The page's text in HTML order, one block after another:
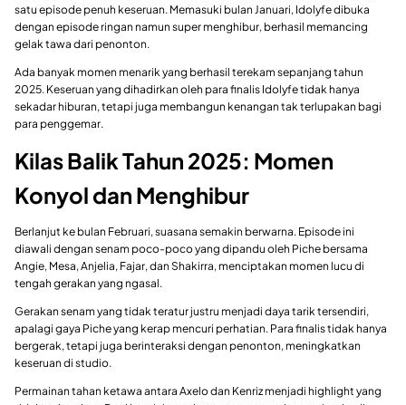
satu episode penuh keseruan. Memasuki bulan Januari, Idolyfe dibuka
dengan episode ringan namun super menghibur, berhasil memancing
gelak tawa dari penonton.
Ada banyak momen menarik yang berhasil terekam sepanjang tahun
2025. Keseruan yang dihadirkan oleh para finalis Idolyfe tidak hanya
sekadar hiburan, tetapi juga membangun kenangan tak terlupakan bagi
para penggemar.
Kilas Balik Tahun 2025: Momen
Konyol dan Menghibur
Berlanjut ke bulan Februari, suasana semakin berwarna. Episode ini
diawali dengan senam poco-poco yang dipandu oleh Piche bersama
Angie, Mesa, Anjelia, Fajar, dan Shakirra, menciptakan momen lucu di
tengah gerakan yang ngasal.
Gerakan senam yang tidak teratur justru menjadi daya tarik tersendiri,
apalagi gaya Piche yang kerap mencuri perhatian. Para finalis tidak hanya
bergerak, tetapi juga berinteraksi dengan penonton, meningkatkan
keseruan di studio.
Permainan tahan ketawa antara Axelo dan Kenriz menjadi highlight yang